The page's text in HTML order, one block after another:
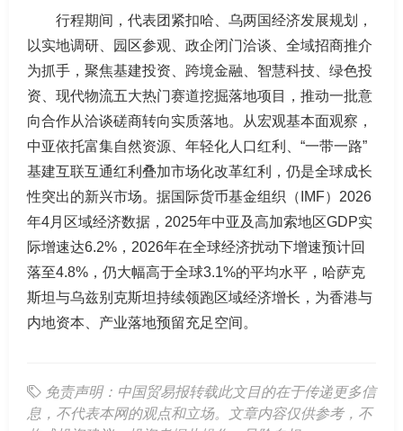
行程期间，代表团紧扣哈、乌两国经济发展规划，
以实地调研、园区参观、政企闭门洽谈、全域招商推介
为抓手，聚焦基建投资、跨境金融、智慧科技、绿色投
资、现代物流五大热门赛道挖掘落地项目，推动一批意
向合作从洽谈磋商转向实质落地。从宏观基本面观察，
中亚依托富集自然资源、年轻化人口红利、“一带一路”
基建互联互通红利叠加市场化改革红利，仍是全球成长
性突出的新兴市场。据国际货币基金组织（IMF）2026
年4月区域经济数据，2025年中亚及高加索地区GDP实
际增速达6.2%，2026年在全球经济扰动下增速预计回
落至4.8%，仍大幅高于全球3.1%的平均水平，哈萨克
斯坦与乌兹别克斯坦持续领跑区域经济增长，为香港与
内地资本、产业落地预留充足空间。
免责声明：中国贸易报转载此文目的在于传递更多信
息，不代表本网的观点和立场。文章内容仅供参考，不